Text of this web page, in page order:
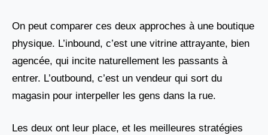
On peut comparer ces deux approches à une boutique
physique. L’inbound, c’est une vitrine attrayante, bien
agencée, qui incite naturellement les passants à
entrer. L’outbound, c’est un vendeur qui sort du
magasin pour interpeller les gens dans la rue.
Les deux ont leur place, et les meilleures stratégies